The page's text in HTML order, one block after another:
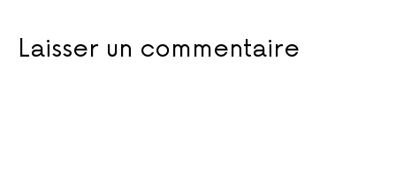
Laisser un commentaire